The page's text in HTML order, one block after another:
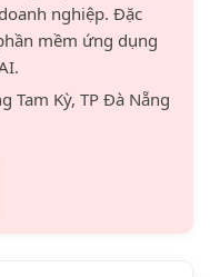
nghiệp. Đặc
mềm ứng dụng
Tam Kỳ, TP Đà Nẵng